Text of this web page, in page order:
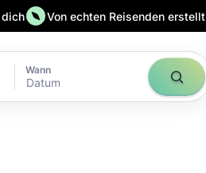
Von echten Reisenden erstellt
Wann
Datum